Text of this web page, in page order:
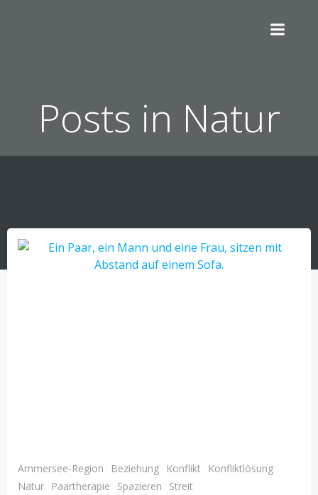
Posts in Natur
Ammersee-Region Beziehung Konflikt
Konfliktlösung
Natur
Paartherapie Spazieren Streit